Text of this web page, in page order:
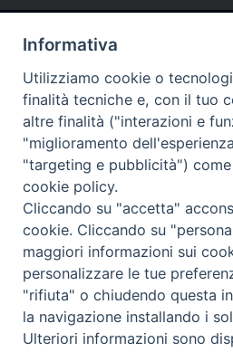
Diocesi di Melfi
• Largo Duomo, 12 - 85025
Tel.
Informativa
Utilizziamo cookie o
finalità tecniche e, con il tuo
altre finalità ("interazioni e
"miglioramento
"targeting e pubblicità")
cookie policy.
Cliccando su "accetta"
cookie. Cliccando su
maggiori informazioni sui
personalizzare le tue
"rifiuta" o chiudendo questa
la navigazione installando i
Ulteriori informazioni sono